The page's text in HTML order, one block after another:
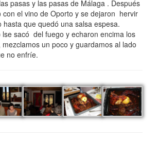
pasas y las pasas de Málaga . Después
con el vino de Oporto y se dejaron hervir
hasta que quedó una salsa espesa.
sacó del fuego y echaron encima los
un poco y guardamos al lado
no enfríe.